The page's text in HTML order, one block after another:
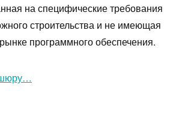
на специфические требования
строительства и не имеющая
программного обеспечения.